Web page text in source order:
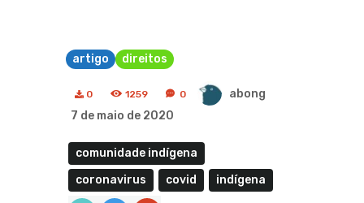
artigo direitos
0 1259 0
abong
7 de maio de 2020
comunidade indígena
coronavirus
covid indígena